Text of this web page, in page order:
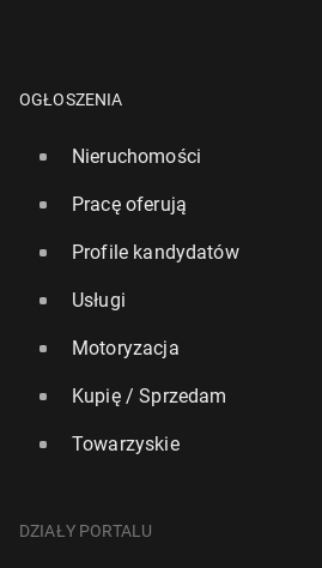
OGŁOSZENIA
Nieruchomości
Pracę oferują
Profile kandydatów
Usługi
Motoryzacja
Kupię / Sprzedam
Towarzyskie
DZIAŁY PORTALU